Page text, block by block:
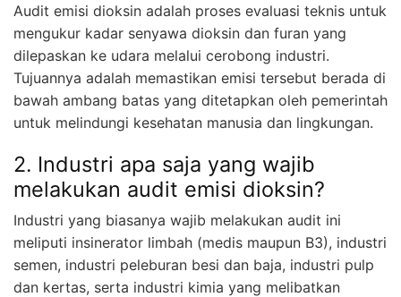
Audit emisi dioksin adalah proses evaluasi teknis untuk
mengukur kadar senyawa dioksin dan furan yang
dilepaskan ke udara melalui cerobong industri.
Tujuannya adalah memastikan emisi tersebut berada di
bawah ambang batas yang ditetapkan oleh pemerintah
untuk melindungi kesehatan manusia dan lingkungan.
2. Industri apa saja yang wajib
melakukan audit emisi dioksin?
Industri yang biasanya wajib melakukan audit ini
meliputi insinerator limbah (medis maupun B3), industri
semen, industri peleburan besi dan baja, industri pulp
dan kertas, serta industri kimia yang melibatkan